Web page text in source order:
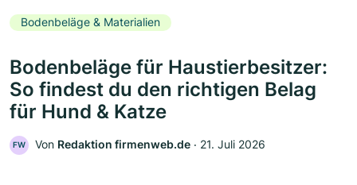
Bodenbeläge & Materialien
Bodenbeläge für Haustierbesitzer:
So findest du den richtigen Belag
für Hund & Katze
FW Von Redaktion firmenweb.de ‧ 21. Juli 2026